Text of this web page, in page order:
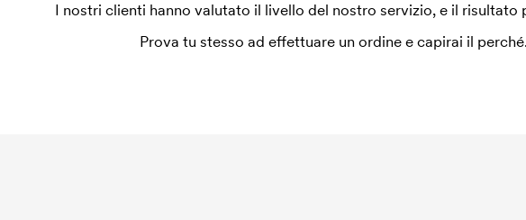
I nostri clienti hanno valutato il livello del nostro servizio, e il risultato
Prova tu stesso ad effettuare un ordine e capirai il perché.